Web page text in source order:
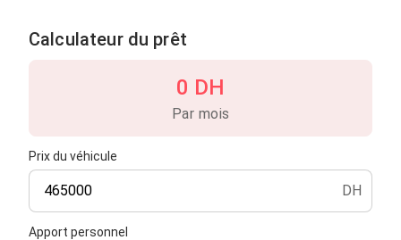
Calculateur du prêt
Prix du véhicule
DH
Apport personnel
0 DH
Par mois